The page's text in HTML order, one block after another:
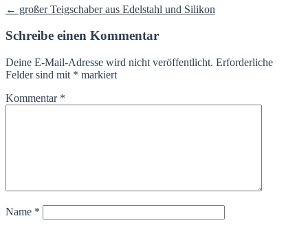
Beitragsnavigation
← großer Teigschaber aus Edelstahl und Silikon
Schreibe einen Kommentar
Deine E-Mail-Adresse wird nicht veröffentlicht. Erforderliche
Felder sind mit * markiert
Kommentar *
Name *